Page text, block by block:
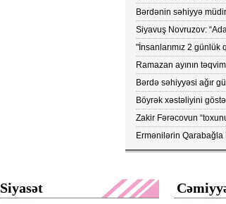
VİDEO
Bərdənin səhiyyə
Koronavirusun
Siyavuş Novruzov:
yüklənən kimi
"İnsanlarımız 2 günlük
rayonlara axışırlar" -
Ramazan ayının
vaxtları
Bərdə səhiyyəsi ağır
Böyrək xəstəliyini
açıqlandı: DİQQƏTLƏ
Zakir Fərəcovun
çevrilməsinin kökündə
FAKTLAR/FOTOLAR
Ermənilərin Qarabağla
Siyasət